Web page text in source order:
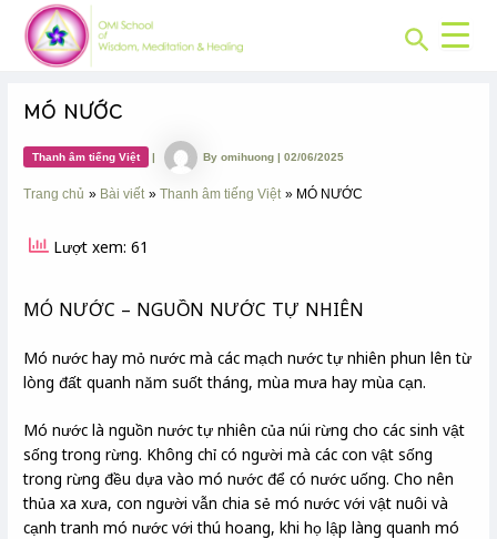
content
Search
MÓ NƯỚC
Thanh âm tiếng Việt | Byomihuong|02/06/2025
Trang chủ Bài viết Thanh âm tiếng Việt MÓ NƯỚC
Lượt xem: 61
MÓ NƯỚC – NGUỒN NƯỚC TỰ NHIÊN
Mó nước hay mỏ nước mà các mạch nước tự nhiên phun lên từ
lòng đất quanh năm suốt tháng, mùa mưa hay mùa cạn.
Mó nước là nguồn nước tự nhiên của núi rừng cho các sinh vật
sống trong rừng. Không chỉ có người mà các con vật sống
trong rừng đều dựa vào mó nước để có nước uống. Cho nên
thủa xa xưa, con người vẫn chia sẻ mó nước với vật nuôi và
cạnh tranh mó nước với thú hoang, khi họ lập làng quanh mó
Post
navigation
CHUYÊN
MỤC: